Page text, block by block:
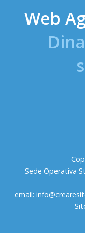
Web
Sede Operativa
email: